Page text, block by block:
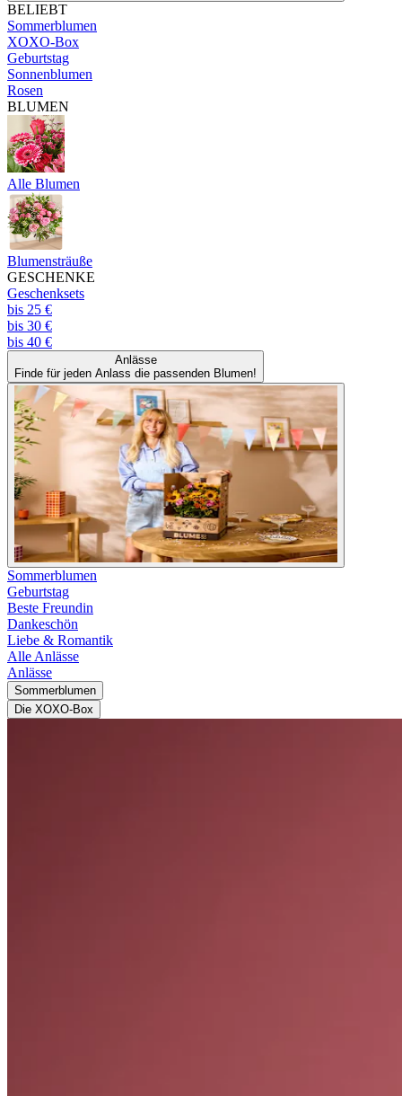
BELIEBT
Sommerblumen
XOXO-Box
Geburtstag
Sonnenblumen
Rosen
BLUMEN
Alle Blumen
Blumensträuße
GESCHENKE
Geschenksets
bis 25 €
bis 30 €
bis 40 €
Anlässe
Finde für jeden Anlass die passenden Blumen!
Sommerblumen
Geburtstag
Beste Freundin
Dankeschön
Liebe & Romantik
Alle Anlässe
Anlässe
Sommerblumen
Die XOXO-Box